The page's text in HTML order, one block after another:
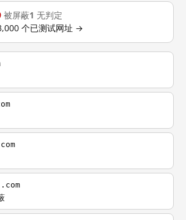
被屏蔽1 无判定
个已测试网址 →